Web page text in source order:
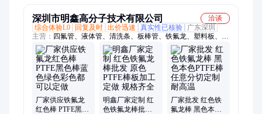
深圳市明鑫高分子技术有限公司
洽谈
综合体验L0
回复及时 出价迅速 真实性已核验
广东深圳
主营： 四氟管、液体管、清洗条、板棒管、铁氟龙、塑料板、耐
摩擦、特氟龙、陶瓷块、波纹管、石墨板、耐酸碱、电解液、密
封圈、cnc数控、绝缘子、绝缘环、聚乙烯、热缩管、裁切板、
文氏管、生料带、真空泵、耐低温、ptfe塑料
厂家供应铁氟龙
红色棒 PTFE黑色
明鑫厂家定制 红
色铁氟龙棒批发
厂家批发 红色铁
氟龙棒 黑色本色